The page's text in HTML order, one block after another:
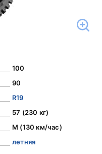
100
90
R19
57 (230 кг)
M (130 км/час)
летняя